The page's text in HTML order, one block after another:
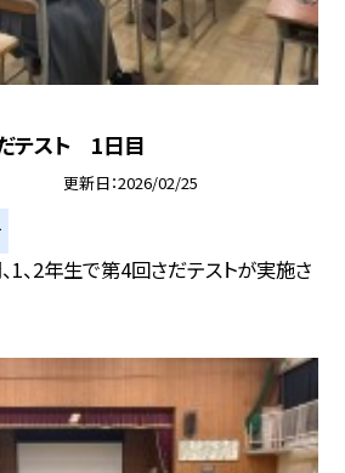
テスト 1日目
更新日 2026/02/25
1、2年生で第4回さだテストが実施さ